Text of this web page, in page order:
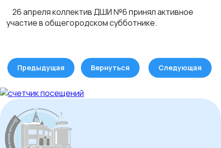
26 апреля коллектив ДШИ №6 принял активное
участие в общегородском субботнике.
Предыдущая Вернуться Следующая